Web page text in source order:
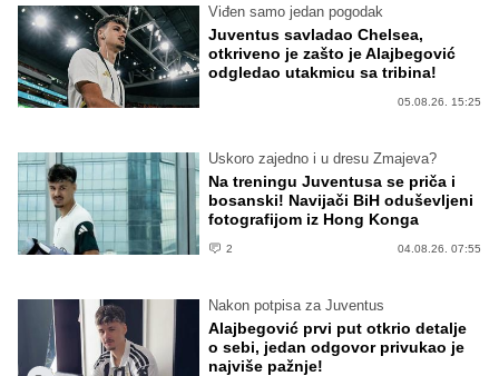
Viđen samo jedan pogodak
Juventus savladao Chelsea,
otkriveno je zašto je Alajbegović
odgledao utakmicu sa tribina!
05.08.26. 15:25
Uskoro zajedno i u dresu Zmajeva?
Na treningu Juventusa se priča i
bosanski! Navijači BiH oduševljeni
fotografijom iz Hong Konga
2 04.08.26. 07:55
Nakon potpisa za Juventus
Alajbegović prvi put otkrio detalje
o sebi, jedan odgovor privukao je
najviše pažnje!